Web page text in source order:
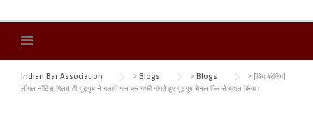
Indian Bar Association > Blogs > Blogs > [बिग ब्रेकिंग]
लीगल नोटिस मिलते ही यूट्यूब ने गलती मान कर माफी मांगते हुए यूट्यूब चैनल फिर से बहाल किया।